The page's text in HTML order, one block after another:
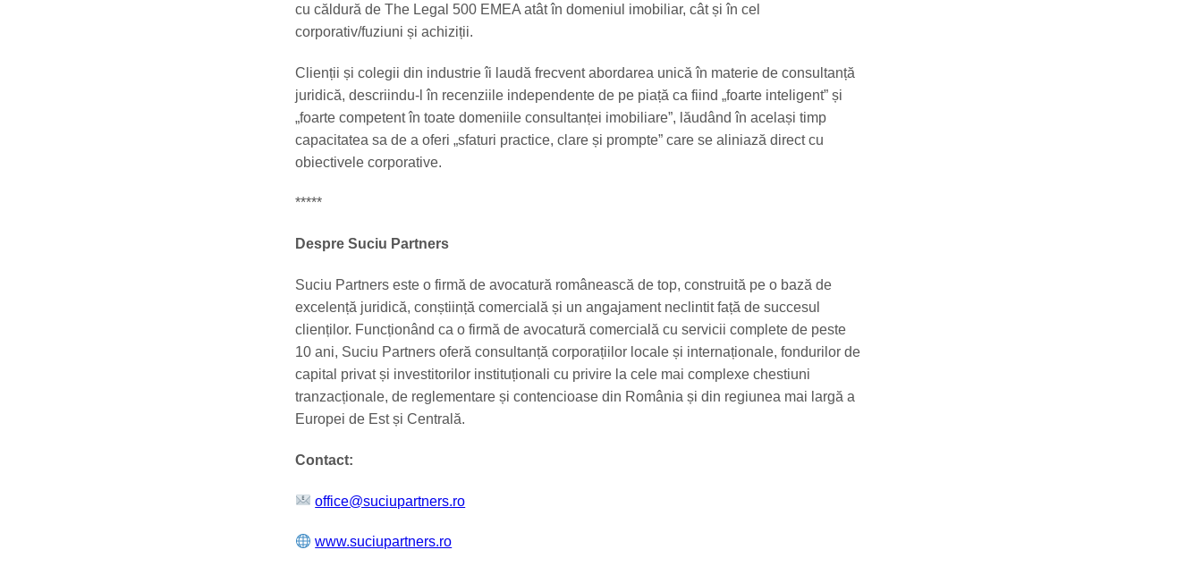
cu căldură de The Legal 500 EMEA atât în domeniul imobiliar, cât și în cel
corporativ/fuziuni și achiziții.
Clienții și colegii din industrie îi laudă frecvent abordarea unică în materie de consultanță
juridică, descriindu-l în recenziile independente de pe piață ca fiind „foarte inteligent” și
„foarte competent în toate domeniile consultanței imobiliare”, lăudând în același timp
capacitatea sa de a oferi „sfaturi practice, clare și prompte” care se aliniază direct cu
obiectivele corporative.
*****
Despre Suciu Partners
Suciu Partners este o firmă de avocatură românească de top, construită pe o bază de
excelență juridică, conștiință comercială și un angajament neclintit față de succesul
clienților. Funcționând ca o firmă de avocatură comercială cu servicii complete de peste
10 ani, Suciu Partners oferă consultanță corporațiilor locale și internaționale, fondurilor de
capital privat și investitorilor instituționali cu privire la cele mai complexe chestiuni
tranzacționale, de reglementare și contencioase din România și din regiunea mai largă a
Europei de Est și Centrală.
Contact:
office@suciupartners.ro
www.suciupartners.ro